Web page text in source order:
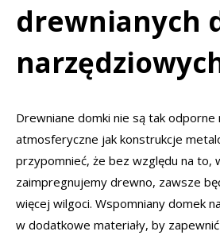
drewnianych
Drewniane domki nie są tak odporne
atmosferyczne jak konstrukcje
przypomnieć, że bez względu na to,
zaimpregnujemy drewno, zawsze
więcej wilgoci. Wspomniany domek
w dodatkowe materiały, by